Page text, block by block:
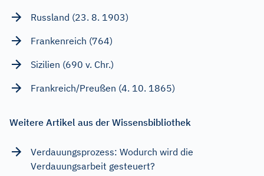
Russland (23. 8. 1903)
Frankenreich (764)
Sizilien (690 v. Chr.)
Frankreich/Preußen (4. 10. 1865)
Weitere Artikel aus der Wissensbibliothek
Verdauungsprozess: Wodurch wird die
Verdauungsarbeit gesteuert?